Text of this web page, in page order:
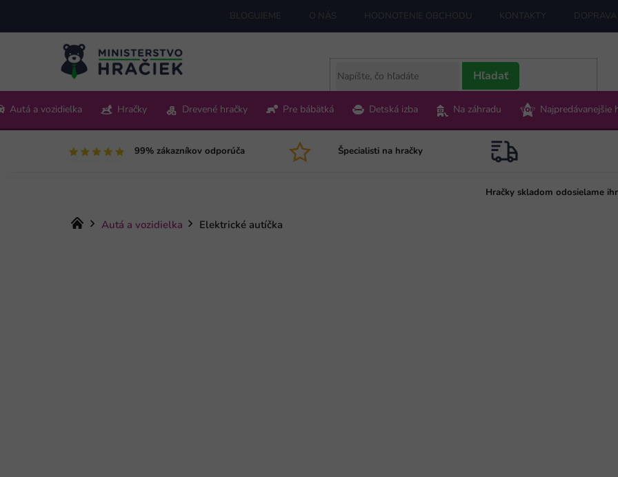
obsah
BLOGUJEME O NÁS HODNOTENIE OBCHODU KONTAKTY
Pon-Pia 9:00-15:00
Hľadať
Autá a vozidielka Hračky Drevené hračky Pre bábätká Detská izba Na záhradu Najpredávanejšie
99% zákazníkov odporúča Špecialisti na hračky
Hračky skladom odosielame
Domov
Autá a vozidielka Elektrické autíčka